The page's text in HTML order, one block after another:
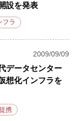
設を発表
フラ
2009/09/09
データセンター
想化インフラを
携